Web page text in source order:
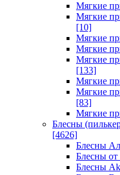
Мягкие
Мягкие
[10]
Мягкие
Мягкие
Мягкие
[133]
Мягкие
Мягкие
[83]
Мягкие
Блесны
[4626]
Блесны
Блесны
Блесны